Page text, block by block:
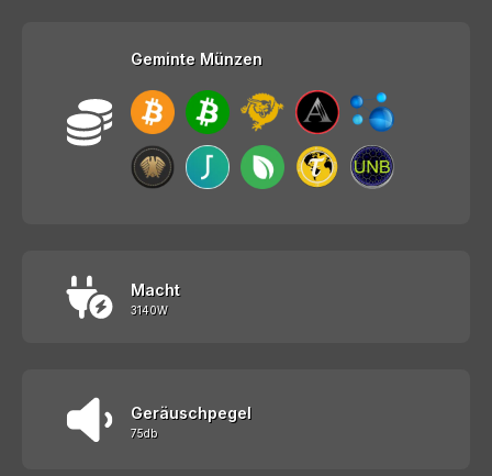
Geminte Münzen
Macht
3140W
Geräuschpegel
75db